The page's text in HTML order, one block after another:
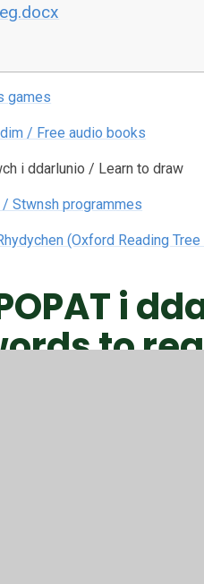
games
/ Free audio books
i ddarlunio / Learn to draw
/ Stwnsh programmes
(Oxford Reading
i
to